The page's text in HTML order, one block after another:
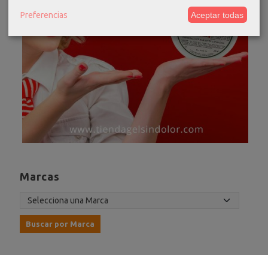
Marcas
Preferencias Aceptar todas